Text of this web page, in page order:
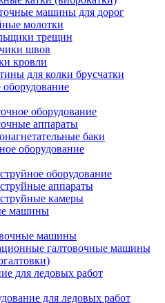
машины для дорог
молотки
трещин
швов
кровли
для колки брусчатки
оборудование
аппараты
баки
оборудование
оборудование
аппараты
камеры
машины
машины
галтовочные машины
для ледовых работ
для ледовых работ